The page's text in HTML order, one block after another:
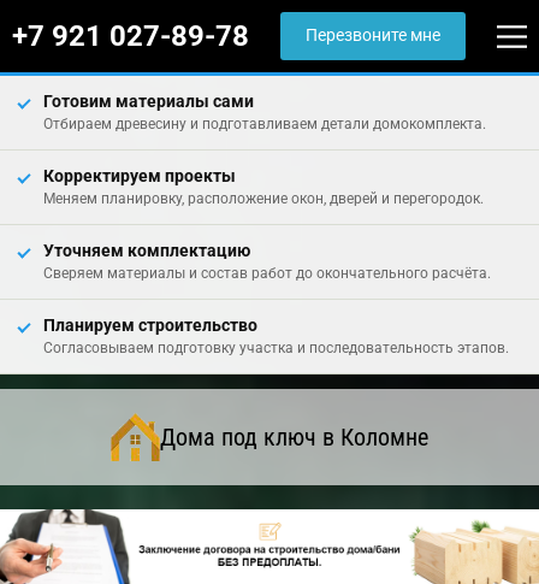
+7 921 027-89-78 Перезвоните мне
Готовим материалы сами
Отбираем древесину и подготавливаем детали домокомплекта.
Корректируем проекты
Меняем планировку, расположение окон, дверей и перегородок.
Уточняем комплектацию
Сверяем материалы и состав работ до окончательного расчёта.
Планируем строительство
Согласовываем подготовку участка и последовательность этапов.
Дома под ключ в Коломне